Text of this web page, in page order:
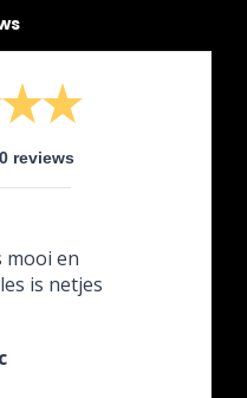
reviews
mooi en
is netjes